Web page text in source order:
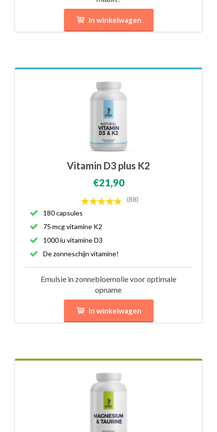
In winkelwagen
Vitamin D3 plus K2
€21,90
(88)
180 capsules
75 mcg vitamine K2
1000 iu vitamine D3
De zonneschijn vitamine!
Emulsie in zonnebloemolie voor optimale
opname
In winkelwagen